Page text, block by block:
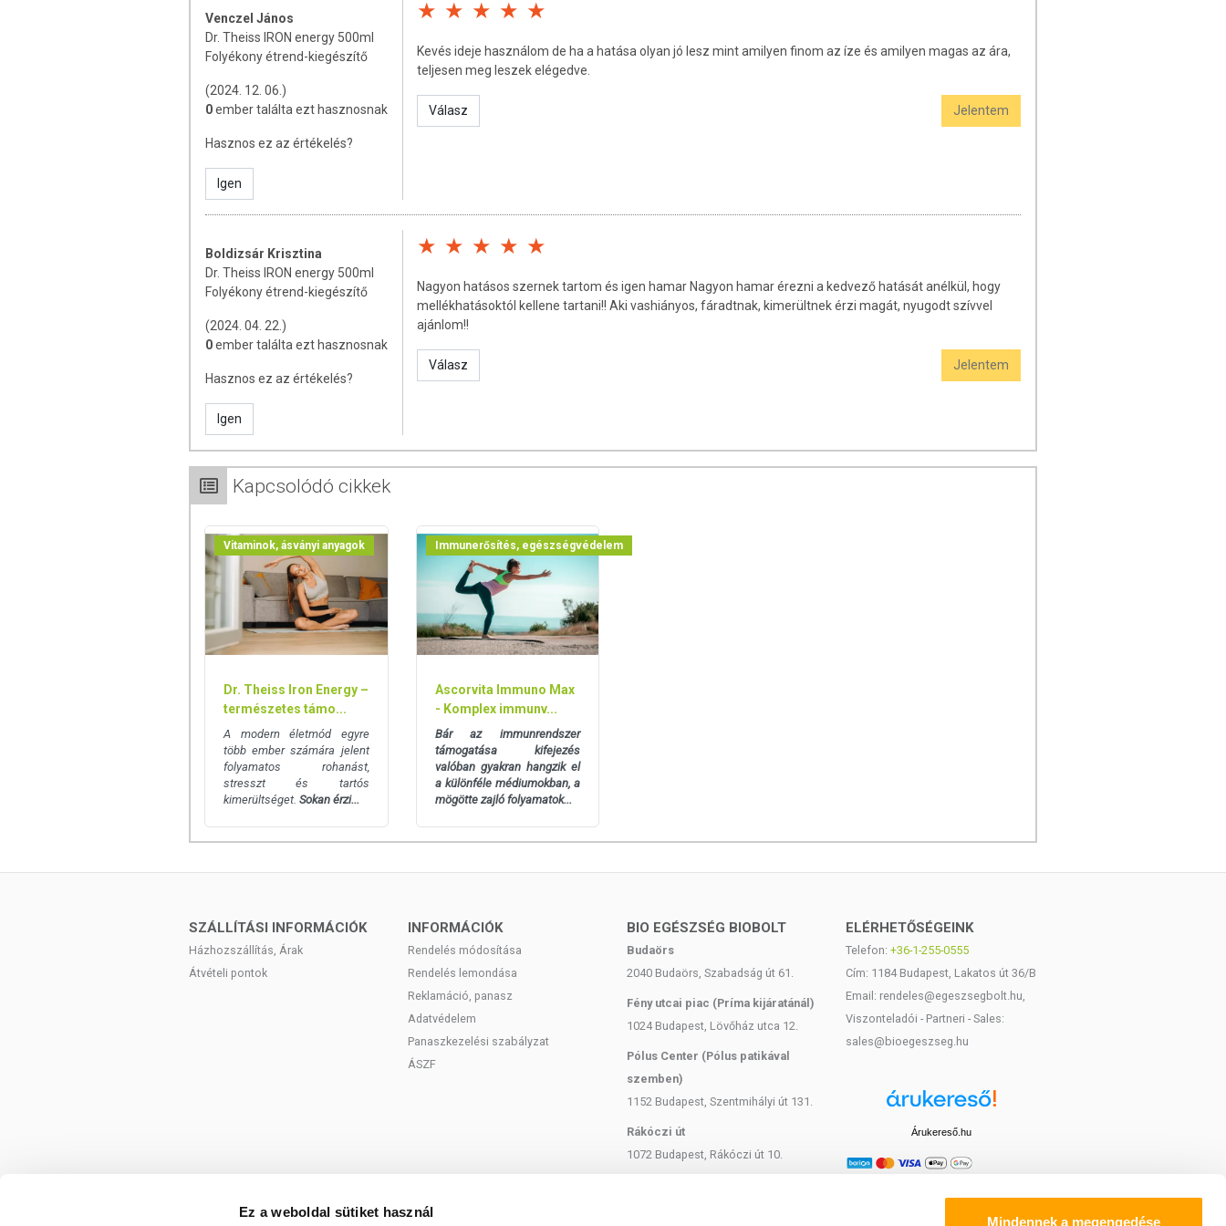
Ez a weboldal sütiket használ
Mindennek a megengedése
ÖSSZETEVŐK
víz; édesítőszer: maltitszirup; vörös szőlőlé koncentrátum; almalé koncentrátum; L-
aszkorbinsav (C-vitamin); csalánkivonat; lándzsás útifű kivonat; vas(II)-glükonát (vas);
piridoxin-hidroklorid (B6-vitamin); tiaminhidroklorid (B1-vitamin); aroma; sűrítőanyag:
xantán-gumi; tartósítószer: kálium-szorbát
TOVÁBBI TUDNIVALÓK
Tárolás:
Dr. Theiss Naturwaren GmbH, Németország
Forgalmazza: Naturprodukt Kft.
Az étrend-kiegészítők a hatályos uniós szabályozás értelmében élelmiszernek minősülnek,
melyek a hagyományos étrend kiegészítésére szolgálnak, koncentráltan tartalmazva
tápanyagokat. Bár kedvező élettani hatásokkal bírhatnak, melyek egyénenként eltérhetnek,
megjelölésük, megjelenítésük és reklámozásuk során nem tulajdonítható nekik betegség
A termék nem helyettesíti a kiegyensúlyozott, vegyes étrendet és az egészséges életmódot! A
mennyiséget ne lépje túl! Ne szedje a készítményt, ha az összetevők bármelyikére érzékeny vagy
allergiás! Kisgyermektől elzárva tartandó!
Venczel János
Dr. Theiss IRON energy 500ml
Folyékony étrend-kiegészítő
(2024. 12. 06.)
0ember találta ezt hasznosnak
Hasznos ez az értékelés?
Igen
Kevés ideje használom de ha a hatása olyan jó lesz mint amilyen finom az íze és amilyen magas az ára,
teljesen meg leszek elégedve.
Válasz Jelentem
Boldizsár Krisztina
Dr. Theiss IRON energy 500ml
Folyékony étrend-kiegészítő
(2024. 04. 22.)
0ember találta ezt hasznosnak
Hasznos ez az értékelés?
Igen
Nagyon hatásos szernek tartom és igen hamar Nagyon hamar érezni a kedvező hatását anélkül, hogy
mellékhatásoktól kellene tartani!! Aki vashiányos, fáradtnak, kimerültnek érzi magát, nyugodt szívvel
ajánlom!!
Válasz Jelentem
Kapcsolódó cikkek
Vitaminok, ásványi anyagok
Dr. Theiss Iron Energy –
természetes támo...
A modern életmód egyre
több ember számára jelent
folyamatos rohanást,
stresszt és tartós
kimerültséget. Sokan érzi...
Immunerősítés, egészségvédelem
Ascorvita Immuno Max
- Komplex immunv...
Bár az immunrendszer
támogatása kifejezés
valóban gyakran hangzik el
a különféle médiumokban, a
mögötte zajló folyamatok...
SZÁLLÍTÁSI INFORMÁCIÓK
Házhozszállítás, Árak
Átvételi pontok
INFORMÁCIÓK
Rendelés módosítása
Rendelés lemondása
Reklamáció, panasz
Adatvédelem
Panaszkezelési szabályzat
ÁSZF
BIO EGÉSZSÉG BIOBOLT
Budaörs
2040 Budaörs, Szabadság út 61.
Fény utcai piac (Príma kijáratánál)
1024 Budapest, Lövőház utca 12.
Pólus Center (Pólus patikával
szemben)
1152 Budapest, Szentmihályi út 131.
Rákóczi út
1072 Budapest, Rákóczi út 10.
ELÉRHETŐSÉGEINK
Telefon: +36-1-255-0555
Cím: 1184 Budapest, Lakatos út 36/B
Email: rendeles@egeszsegbolt.hu,
Viszonteladói - Partneri - Sales:
sales@bioegeszseg.hu
Árukereső.hu